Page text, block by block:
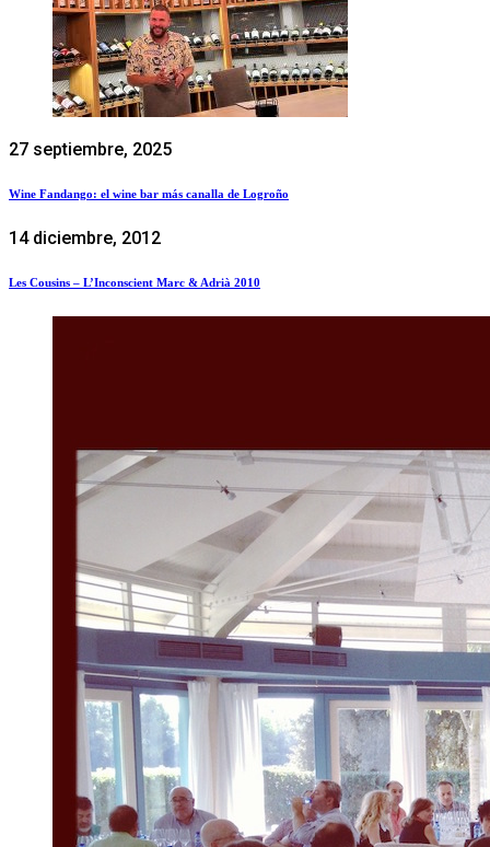
27 septiembre, 2025
Wine Fandango: el wine bar más canalla de Logroño
14 diciembre, 2012
Les Cousins – L’Inconscient Marc & Adrià 2010